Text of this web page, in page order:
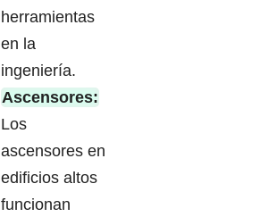
herramientas
en la
ingeniería.
Ascensores:
Los
ascensores en
edificios altos
funcionan